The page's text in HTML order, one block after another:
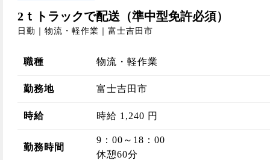
2ｔトラックで配送（準中型免許必須）
日勤｜物流・軽作業｜富士吉田市
職種 物流・軽作業
勤務地 富士吉田市
時給 時給 1,240 円
勤務時間
9：00～18：00
休憩60分